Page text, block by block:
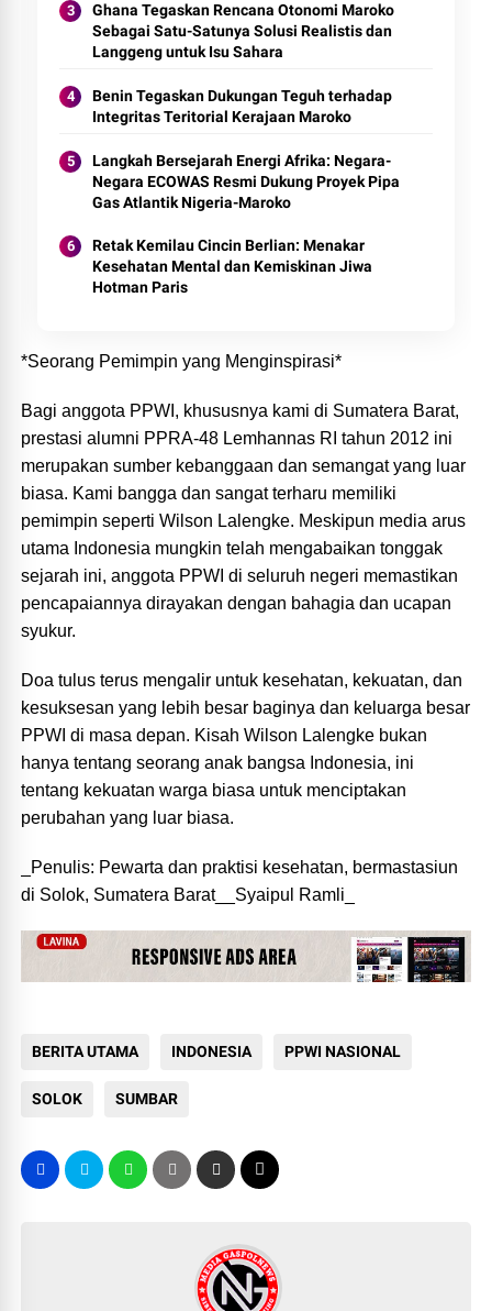
Ghana Tegaskan Rencana Otonomi Maroko
Sebagai Satu-Satunya Solusi Realistis dan
Langgeng untuk Isu Sahara
Benin Tegaskan Dukungan Teguh terhadap
Integritas Teritorial Kerajaan Maroko
Langkah Bersejarah Energi Afrika: Negara-
Negara ECOWAS Resmi Dukung Proyek Pipa
Gas Atlantik Nigeria-Maroko
Retak Kemilau Cincin Berlian: Menakar
Kesehatan Mental dan Kemiskinan Jiwa
Hotman Paris
*Seorang Pemimpin yang Menginspirasi*
Bagi anggota PPWI, khususnya kami di Sumatera Barat,
prestasi alumni PPRA-48 Lemhannas RI tahun 2012 ini
merupakan sumber kebanggaan dan semangat yang luar
biasa. Kami bangga dan sangat terharu memiliki
pemimpin seperti Wilson Lalengke. Meskipun media arus
utama Indonesia mungkin telah mengabaikan tonggak
sejarah ini, anggota PPWI di seluruh negeri memastikan
pencapaiannya dirayakan dengan bahagia dan ucapan
syukur.
Doa tulus terus mengalir untuk kesehatan, kekuatan, dan
kesuksesan yang lebih besar baginya dan keluarga besar
PPWI di masa depan. Kisah Wilson Lalengke bukan
hanya tentang seorang anak bangsa Indonesia, ini
tentang kekuatan warga biasa untuk menciptakan
perubahan yang luar biasa.
_Penulis: Pewarta dan praktisi kesehatan, bermastasiun
di Solok, Sumatera Barat__Syaipul Ramli_
BERITA UTAMA INDONESIA PPWI NASIONAL
SOLOK SUMBAR